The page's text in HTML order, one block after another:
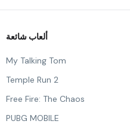
ألعاب شائعة
My Talking Tom
Temple Run 2
Free Fire: The Chaos
PUBG MOBILE